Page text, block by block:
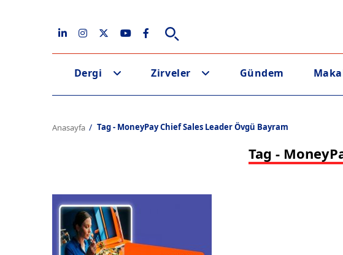
Dergi Zirveler Gündem
Anasayfa Tag - MoneyPay Chief Sales Leader Övgü Bayram
Tag -